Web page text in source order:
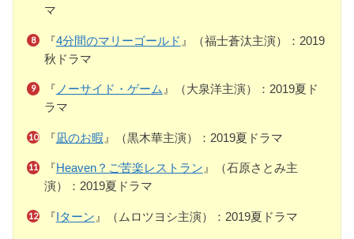
マ
『4分間のマリーゴールド 』（福士蒼汰主演）：2019
秋ドラマ
『 ノーサイド・ゲーム 』（大泉洋主演）：2019夏ド
ラマ
『凪のお暇 』（黒木華主演）：2019夏ドラマ
『Heaven？ご苦楽レストラン 』（石原さとみ主
演）：2019夏ドラマ
『Iターン 』（ムロツヨシ主演）：2019夏ドラマ